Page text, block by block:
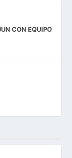
CON EQUIPO